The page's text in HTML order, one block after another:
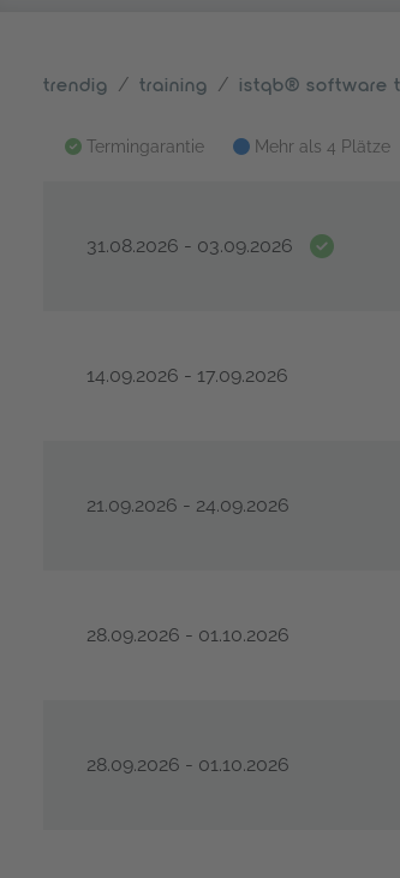
trendig training istqb® software
Termingarantie Mehr als 4 Plätze
ISTQB® Certified Tester Advanced
31.08.2026 - 03.09.2026
ISTQB® Certified Tester Advanced
14.09.2026 - 17.09.2026
ISTQB® Certified Tester Advanced
21.09.2026 - 24.09.2026
ISTQB® Certified Tester Advanced
28.09.2026 - 01.10.2026
ISTQB® Certified Tester Advanced
28.09.2026 - 01.10.2026